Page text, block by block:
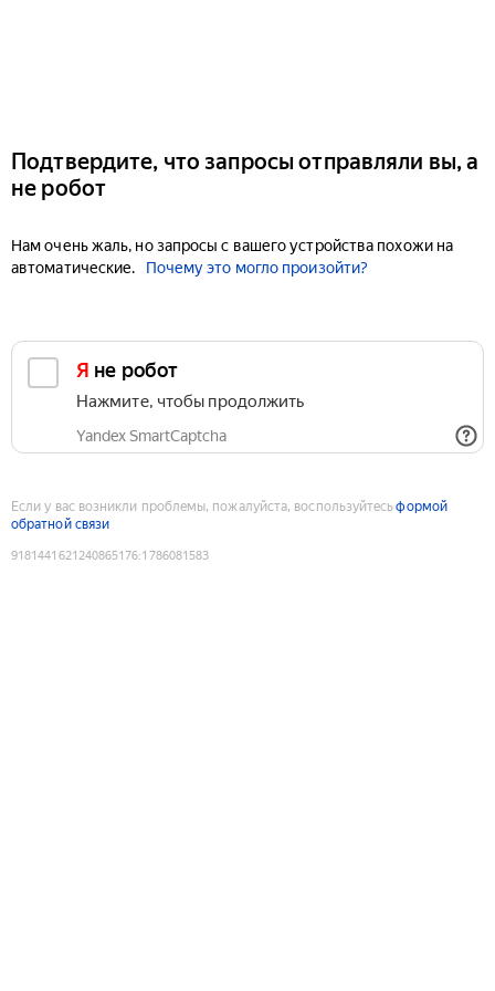
Подтвердите, что запросы отправляли вы, а
не робот
Нам очень жаль, но запросы с вашего устройства похожи на
автоматические.
Почему это могло произойти?
Я не робот
Нажмите, чтобы продолжить
Yandex SmartCaptcha
Если у вас возникли проблемы, пожалуйста, воспользуйтесьформой
обратной связи
9181441621240865176:1786081583